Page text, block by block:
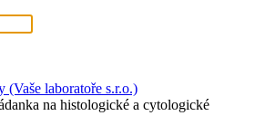
(Vaše laboratoře s.r.o.)
na histologické a cytologické